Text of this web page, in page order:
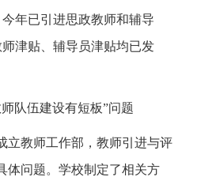
年已引进思政教师和辅导
津贴、辅导员津贴均已发
师队伍建设有短板”问题
立教师工作部，教师引进与评
体问题。学校制定了相关方